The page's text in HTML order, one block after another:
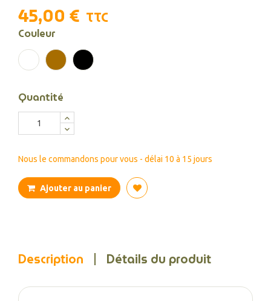
45,00 € TTC
Couleur
Blanc CognacNoir
Quantité
Nous le commandons pour vous - délai 10 à 15 jours
Ajouter au panier
Description Détails du produit